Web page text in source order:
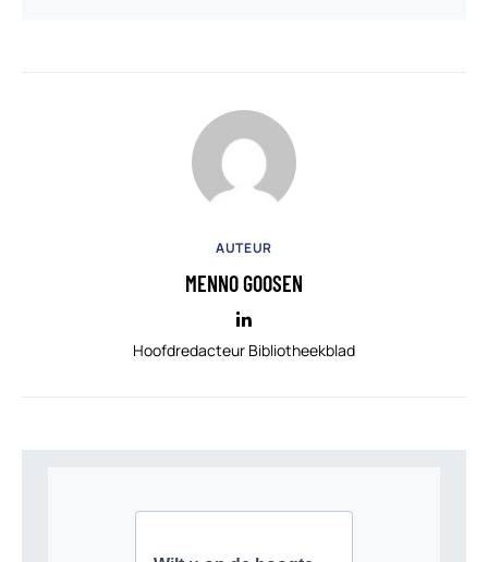
AUTEUR
MENNO GOOSEN
Hoofdredacteur Bibliotheekblad